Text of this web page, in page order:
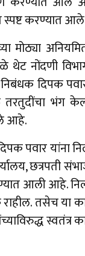
स्पष्ट करण्यात
नोंदणी
निबंधक दिपक
तरतुदींचा भंग
आहे.
दिपक पवार
छत्रपती
आली आहे.
तसेच या
स्वतंत्र